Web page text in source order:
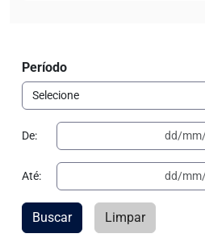
Período
De:
Até:
Buscar Limpar